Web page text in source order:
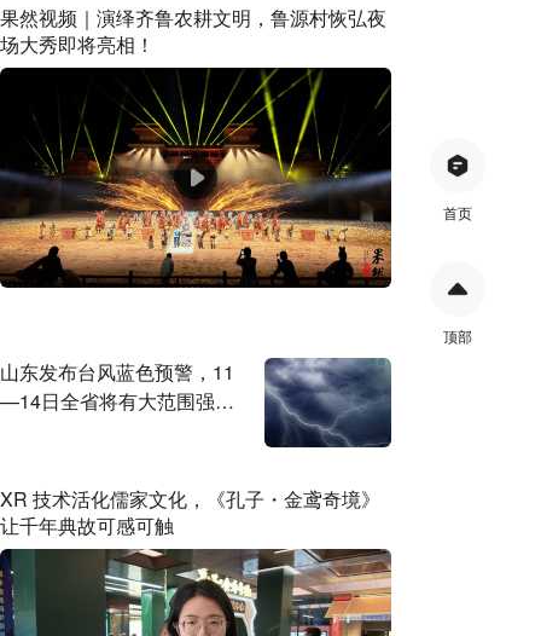
果然视频｜演绎齐鲁农耕文明，鲁源村恢弘夜
场大秀即将亮相！
山东发布台风蓝色预警，11
—14日全省将有大范围强降
XR 技术活化儒家文化，《孔子・金鸢奇境》
让千年典故可感可触
首页
顶部